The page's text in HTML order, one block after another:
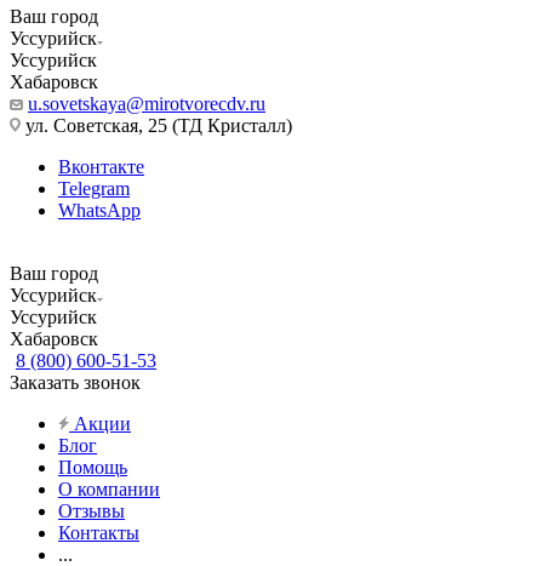
Ваш город
Уссурийск
Уссурийск
Хабаровск
u.sovetskaya@mirotvorecdv.ru
ул. Советская, 25 (ТД Кристалл)
Вконтакте
Telegram
WhatsApp
Ваш город
Уссурийск
Уссурийск
Хабаровск
8 (800) 600-51-53
Заказать звонок
Акции
Блог
Помощь
О компании
Отзывы
Контакты
...